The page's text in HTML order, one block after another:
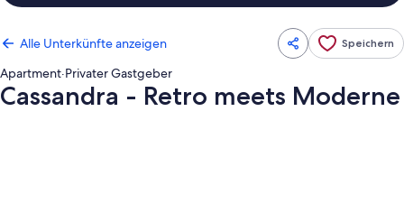
Alle Unterkünfte anzeigen Speichern
Apartment·Privater Gastgeber
Cassandra - Retro meets Moderne